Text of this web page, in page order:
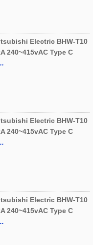
Electric BHW-T10
240~415vAC Type C
Electric BHW-T10
240~415vAC Type C
Electric BHW-T10
240~415vAC Type C